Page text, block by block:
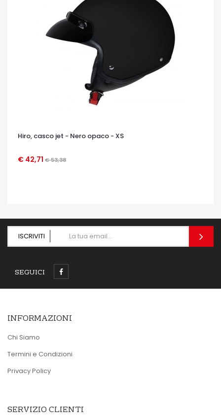
Hiro, casco jet - Nero opaco - XS
€ 42,71 € 53,38
OCCHIATA VELOCE
ISCRIVITI
SEGUICI
INFORMAZIONI
Chi Siamo
Termini e Condizioni
Privacy Policy
SERVIZIO CLIENTI